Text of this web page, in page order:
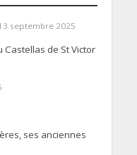
septembre 2025
Castellas de St Victor
ses anciennes